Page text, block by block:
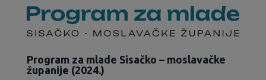
Program za mlade Sisačko – moslavačke
županije (2024.)